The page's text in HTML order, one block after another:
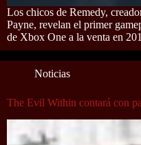
Los chicos de Remedy,
Payne, revelan el primer
de Xbox One a la venta en
Noticias
The Evil Within contará con